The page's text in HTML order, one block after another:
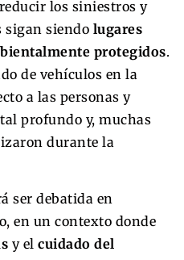
los siniestros y
sigan siendo lugares
protegidos.
de vehículos en la
a las personas y
profundo y, muchas
durante la
ser debatida en
en un contexto donde
y el cuidado del